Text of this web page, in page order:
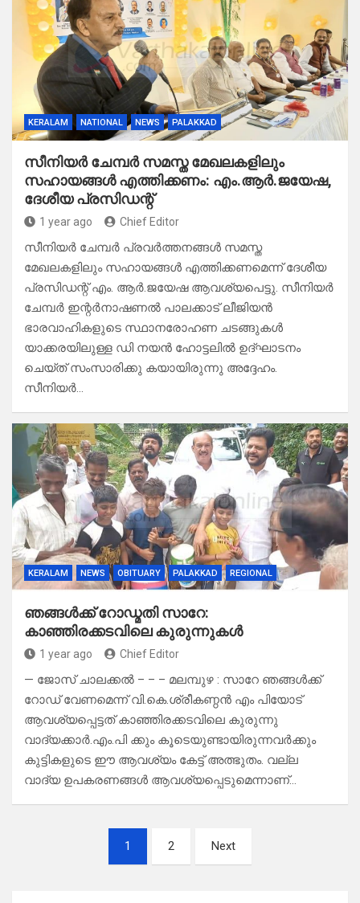
KERALAM NATIONAL NEWS PALAKKAD
സീനിയർ ചേമ്പർ സമസ്ത മേഖലകളിലും
സഹായങ്ങൾ എത്തിക്കണം: എം.ആർ.ജയേഷ,
ദേശീയ പ്രസിഡന്റ്‌
1 year ago Chief Editor
സീനിയർ ചേമ്പർ പ്രവർത്തനങ്ങൾ സമസ്ത
മേഖലകളിലും സഹായങ്ങൾ എത്തിക്കണമെന്ന് ദേശീയ
പ്രസിഡന്റ്‌ എം. ആർ.ജയേഷ ആവശ്യപെട്ടു. സീനിയർ
ചേമ്പർ ഇന്റർനാഷണൽ പാലക്കാട് ലീജിയൻ
ഭാരവാഹികളുടെ സ്ഥാനരോഹണ ചടങ്ങുകൾ
യാക്കരയിലുള്ള ഡി നയൻ ഹോട്ടലിൽ ഉദ്ഘാടനം
ചെയ്ത് സംസാരിക്കു കയായിരുന്നു അദ്ദേഹം.
സീനിയർ…
KERALAM NEWS OBITUARY PALAKKAD REGIONAL
ഞങ്ങൾക്ക് റോഡ്മതി സാറേ:
കാഞ്ഞിരക്കടവിലെ കുരുന്നുകൾ
1 year ago Chief Editor
— ജോസ് ചാലക്കൽ – – – മലമ്പുഴ : സാറേ ഞങ്ങൾക്ക്
റോഡ് വേണമെന്ന് വി.കെ.ശ്രീകണ്ഠൻ എം പിയോട്
ആവശ്യപ്പെട്ടത് കാഞ്ഞിരക്കടവിലെ കുരുന്നു
വാദ്യക്കാർ.എം.പി ക്കും കൂടെയുണ്ടായിരുന്നവർക്കും
കുട്ടികളുടെ ഈ ആവശ്യം കേട്ട് അത്ഭുതം. വല്ല
വാദ്യ ഉപകരണങ്ങൾ ആവശ്യപ്പെടുമെന്നാണ്…
1 2 Next